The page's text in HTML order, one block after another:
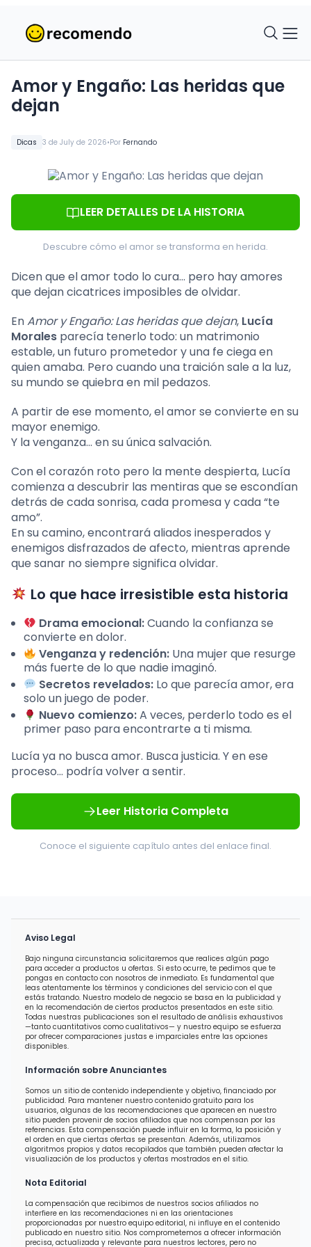
Dicas 3 de July de 2026•Por Fernando
Amor y Engaño: Las heridas que
dejan
LEER DETALLES DE LA HISTORIA
Descubre cómo el amor se transforma en herida.
Dicen que el amor todo lo cura… pero hay amores
que dejan cicatrices imposibles de olvidar.
EnAmor y Engaño: Las heridas que dejan, Lucía
Morales parecía tenerlo todo: un matrimonio
estable, un futuro prometedor y una fe ciega en
quien amaba. Pero cuando una traición sale a la luz,
su mundo se quiebra en mil pedazos.
A partir de ese momento, el amor se convierte en su
mayor enemigo.
Y la venganza… en su única salvación.
Con el corazón roto pero la mente despierta, Lucía
comienza a descubrir las mentiras que se escondían
detrás de cada sonrisa, cada promesa y cada “te
amo”.
En su camino, encontrará aliados inesperados y
enemigos disfrazados de afecto, mientras aprende
que sanar no siempre significa olvidar.
Lo que hace irresistible esta historia
Drama emocional:Cuando la confianza se
convierte en dolor.
Venganza y redención: Una mujer que resurge
más fuerte de lo que nadie imaginó.
Secretos revelados: Lo que parecía amor, era
solo un juego de poder.
Nuevo comienzo:A veces, perderlo todo es el
primer paso para encontrarte a ti misma.
Lucía ya no busca amor. Busca justicia. Y en ese
proceso… podría volver a sentir.
Leer Historia Completa
Conoce el siguiente capítulo antes del enlace final.
Aviso Legal
Bajo ninguna circunstancia solicitaremos que realices algún pago
para acceder a productos u ofertas. Si esto ocurre, te pedimos que te
pongas en contacto con nosotros de inmediato. Es fundamental que
leas atentamente los términos y condiciones del servicio con el que
estás tratando. Nuestro modelo de negocio se basa en la publicidad y
en la recomendación de ciertos productos presentados en este sitio.
Todas nuestras publicaciones son el resultado de análisis exhaustivos
—tanto cuantitativos como cualitativos— y nuestro equipo se esfuerza
por ofrecer comparaciones justas e imparciales entre las opciones
disponibles.
Información sobre Anunciantes
Somos un sitio de contenido independiente y objetivo, financiado por
publicidad. Para mantener nuestro contenido gratuito para los
usuarios, algunas de las recomendaciones que aparecen en nuestro
sitio pueden provenir de socios afiliados que nos compensan por las
referencias. Esta compensación puede influir en la forma, la posición y
el orden en que ciertas ofertas se presentan. Además, utilizamos
algoritmos propios y datos recopilados que también pueden afectar la
visualización de los productos y ofertas mostrados en el sitio.
Nota Editorial
La compensación que recibimos de nuestros socios afiliados no
interfiere en las recomendaciones ni en las orientaciones
proporcionadas por nuestro equipo editorial, ni influye en el contenido
publicado en nuestro sitio. Nos comprometemos a ofrecer información
precisa, actualizada y relevante para nuestros lectores, pero no